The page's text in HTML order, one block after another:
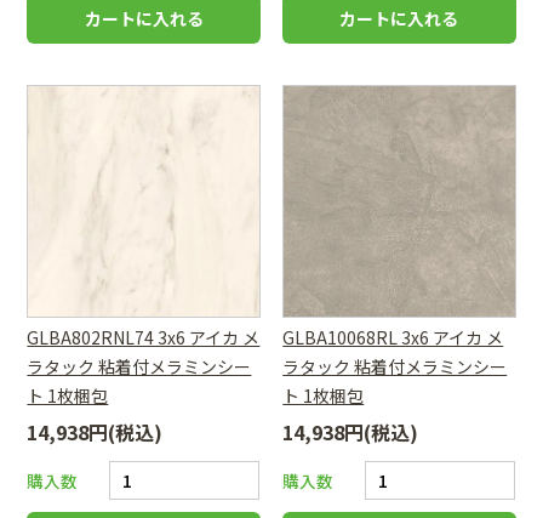
GLBA802RNL74 3x6 アイカ メ
ラタック 粘着付メラミンシー
ト 1枚梱包
14,938円(税込)
購入数
GLBA10068RL 3x6 アイカ メ
ラタック 粘着付メラミンシー
ト 1枚梱包
14,938円(税込)
購入数